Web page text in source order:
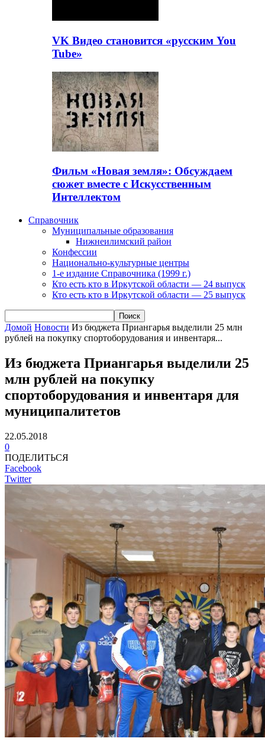
VK Видео становится «русским You
Tube»
Фильм «Новая земля»: Обсуждаем
сюжет вместе с Искусственным
Интеллектом
Справочник
Муниципальные образования
Нижнеилимский район
Конфессии
Национально-культурные центры
1-е издание Справочника (1999 г.)
Кто есть кто в Иркутской области — 24 выпуск
Кто есть кто в Иркутской области — 25 выпуск
Домой Новости Из бюджета Приангарья выделили 25 млн
рублей на покупку спортоборудования и инвентаря...
Из бюджета Приангарья выделили 25
млн рублей на покупку
спортоборудования и инвентаря для
муниципалитетов
22.05.2018
0
ПОДЕЛИТЬСЯ
Facebook
Twitter